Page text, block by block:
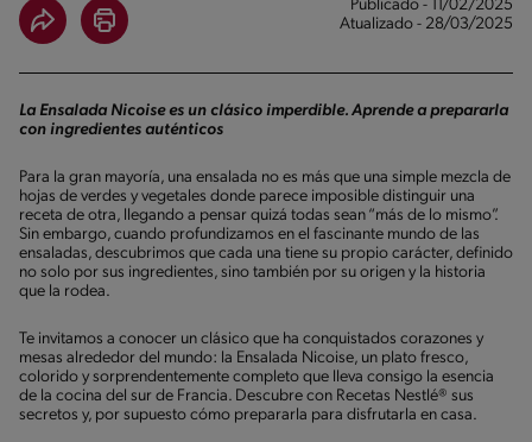
Publicado - 11/02/2025
Atualizado - 28/03/2025
La Ensalada Nicoise es un clásico imperdible. Aprende a prepararla
con ingredientes auténticos
Para la gran mayoría, una ensalada no es más que una simple mezcla de
hojas de verdes y vegetales donde parece imposible distinguir una
receta de otra, llegando a pensar quizá todas sean “más de lo mismo”.
Sin embargo, cuando profundizamos en el fascinante mundo de las
ensaladas, descubrimos que cada una tiene su propio carácter, definido
no solo por sus ingredientes, sino también por su origen y la historia
que la rodea.
Te invitamos a conocer un clásico que ha conquistados corazones y
mesas alrededor del mundo: la Ensalada Nicoise, un plato fresco,
colorido y sorprendentemente completo que lleva consigo la esencia
de la cocina del sur de Francia. Descubre con Recetas Nestlé® sus
secretos y, por supuesto cómo prepararla para disfrutarla en casa.